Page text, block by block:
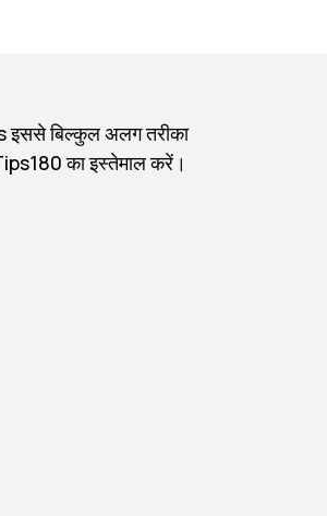
इससे बिल्कुल अलग तरीका
Tips180 का इस्तेमाल करें।